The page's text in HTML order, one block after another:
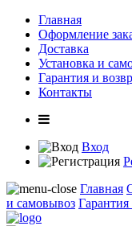
Главная
Оформление
Доставка
Установка и
Гарантия и
Контакты
Вход
Главная
и самовывоз Гарантия